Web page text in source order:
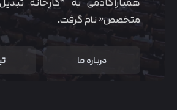
متخصص” نام گرفت.
درباره ما